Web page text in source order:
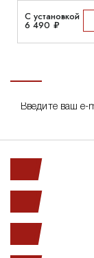
С установкой
6 490 ₽